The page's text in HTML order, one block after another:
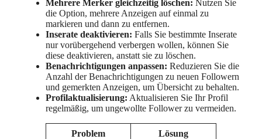
Mehrere Merker gleichzeitig löschen: Nutzen Sie
die Option, mehrere Anzeigen auf einmal zu
markieren und dann zu entfernen.
Inserate deaktivieren: Falls Sie bestimmte Inserate
nur vorübergehend verbergen wollen, können Sie
diese deaktivieren, anstatt sie zu löschen.
Benachrichtigungen anpassen: Reduzieren Sie die
Anzahl der Benachrichtigungen zu neuen Followern
und gemerkten Anzeigen, um Übersicht zu behalten.
Profilaktualisierung: Aktualisieren Sie Ihr Profil
regelmäßig, um ungewollte Follower zu vermeiden.
Problem Lösung